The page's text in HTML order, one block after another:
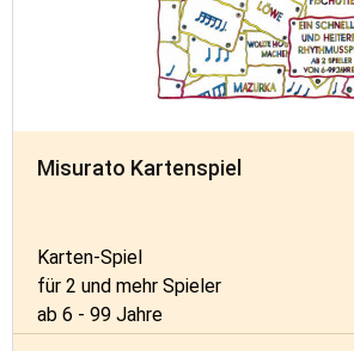
Misurato Kartenspiel
Karten-Spiel
für 2 und mehr Spieler
ab 6 - 99 Jahre